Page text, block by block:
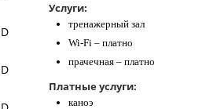
Услуги:
тренажерный зал
Wi-Fi – платно
прачечная – платно
Платные услуги:
каноэ